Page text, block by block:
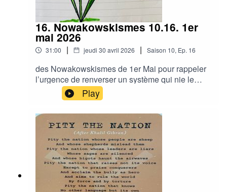
16. Nowakowskismes 10.16. 1er
mai 2026
31:00 | jeudi 30 avril 2026 | Saison 10, Ep. 16
des Nowakowskismes de 1er Mai pour rappeler
l’urgence de renverser un système qui nie le
vivant et l’humain, rappeler qu’il faut se battre
sans faiblir contre ce système déshumanisant qui
s’est installé même là où nous sommes censés
le combattre. Pour un 1er Mai de la Vie contre le
Capitalisme Mortifère ! Donc des
Nowakowskismes qui parlent des désastres des
guerres, de la prédation obscène des entreprises
des énergies fossiles et qui ouvrent un porte vers
un réseau social alternative libre, éthique et non
prédateur
Play